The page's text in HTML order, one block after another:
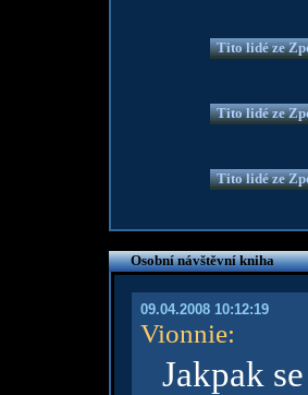
Tito lidé ze
Tito lidé ze
Tito lidé ze
Osobní návštěvní kniha
09.04.2008 10:12:19
Vionnie:
Jakpak